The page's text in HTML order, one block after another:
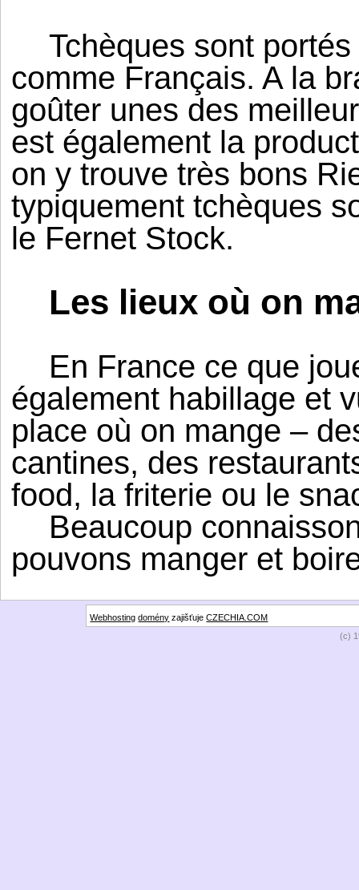
Tchèques sont
comme Français. A la
goûter unes des
est également la
on y trouve très bons
typiquement tchèques
le Fernet Stock.
Les lieux où on
En France ce que
également habillage et
place où on mange –
cantines, des
food, la friterie ou le
Beaucoup
pouvons manger et
Webhosting domény zajišťujeCZECHIA.COM
(c)